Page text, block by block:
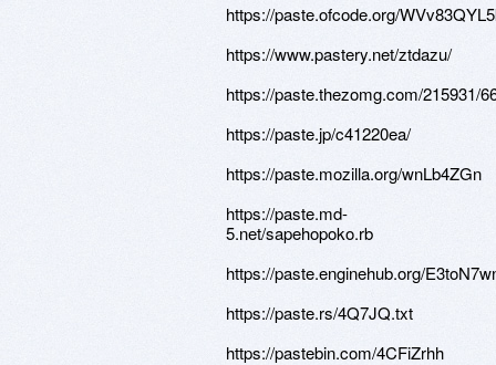
https://paste.ofcode.org/
https://www.pastery.net/ztdazu/
https://paste.thezomg.com/215931/
https://paste.jp/c41220ea/
https://paste.mozilla.org/wnLb4ZGn
https://paste.md-
5.net/sapehopoko.rb
https://paste.enginehub.org/
https://paste.rs/4Q7JQ.txt
https://pastebin.com/4CFiZrhh